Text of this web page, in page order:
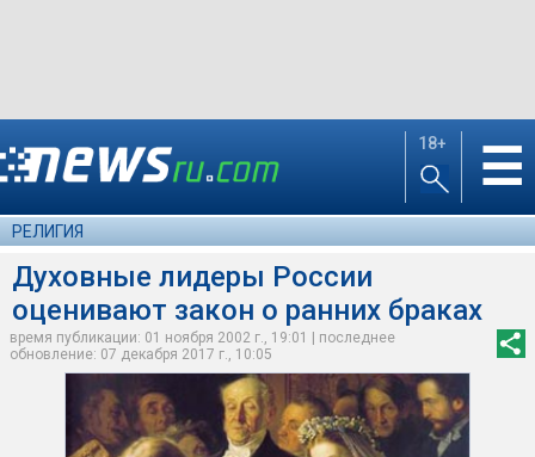
18+ ☰
РЕЛИГИЯ
Духовные лидеры России
оценивают закон о ранних браках
время публикации: 01 ноября 2002 г., 19:01 | последнее
обновление: 07 декабря 2017 г., 10:05